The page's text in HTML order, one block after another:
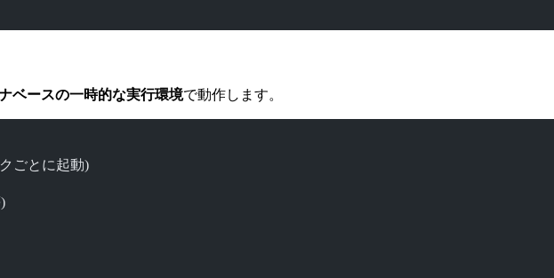
ベースの一時的な実行環境で動作します。
ごとに起動)